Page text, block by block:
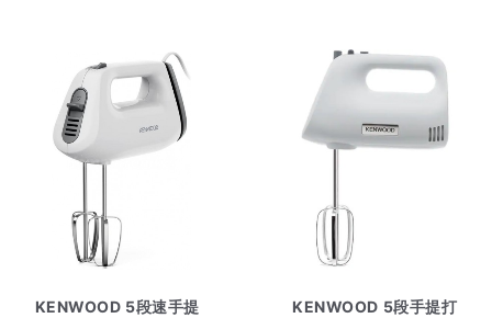
KENWOOD 5段速手提
KENWOOD 5段手提打